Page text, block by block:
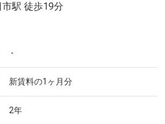
駅 徒歩19分
-
新賃料の1ヶ月分
2年